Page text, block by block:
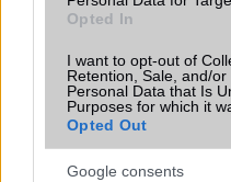
Opted In
I want to opt-out of
Retention, Sale, and/
Personal Data that Is
Purposes for which it
Opted Out
Google consents
Az Edge Panel az egyik
jelentősen felgyorsítja a
miközben a Pixel